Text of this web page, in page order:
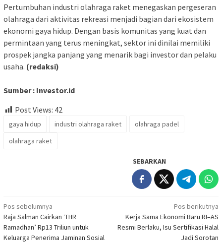
Pertumbuhan industri olahraga raket menegaskan pergeseran
olahraga dari aktivitas rekreasi menjadi bagian dari ekosistem
ekonomi gaya hidup. Dengan basis komunitas yang kuat dan
permintaan yang terus meningkat, sektor ini dinilai memiliki
prospek jangka panjang yang menarik bagi investor dan pelaku
usaha. (redaksi)
Sumber : Investor.id
Post Views: 42
gaya hidup industri olahraga raket
olahraga padel
olahraga raket
SEBARKAN
Navigasi
pos
Pos sebelumnya
Raja Salman Cairkan ‘THR
Ramadhan’ Rp13 Triliun untuk
Keluarga Penerima Jaminan Sosial
Pos berikutnya
Kerja Sama Ekonomi Baru RI–AS
Resmi Berlaku, Isu Sertifikasi Halal
Jadi Sorotan